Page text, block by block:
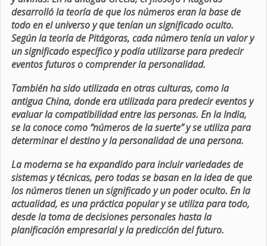
desarrolló la teoría de que los números eran la base de
todo en el universo y que tenían un significado oculto.
Según la teoría de Pitágoras, cada número tenía un valor y
un significado específico y podía utilizarse para predecir
eventos futuros o comprender la personalidad.
También ha sido utilizada en otras culturas, como la
antigua China, donde era utilizada para predecir eventos y
evaluar la compatibilidad entre las personas. En la India,
se la conoce como “números de la suerte” y se utiliza para
determinar el destino y la personalidad de una persona.
La moderna se ha expandido para incluir variedades de
sistemas y técnicas, pero todas se basan en la idea de que
los números tienen un significado y un poder oculto. En la
actualidad, es una práctica popular y se utiliza para todo,
desde la toma de decisiones personales hasta la
planificación empresarial y la predicción del futuro.